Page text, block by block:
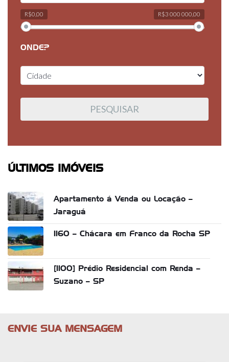
R$0,00 R$3 000 000,00
ONDE?
ÚLTIMOS IMÓVEIS
Apartamento á Venda ou Locação –
Jaraguá
1160 – Chácara em Franco da Rocha SP
[1100] Prédio Residencial com Renda –
Suzano – SP
ENVIE SUA MENSAGEM